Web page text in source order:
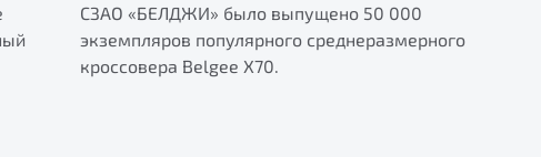
СЗАО «БЕЛДЖИ» было выпущено 50 000
экземпляров популярного среднеразмерного
кроссовера Belgee X70.